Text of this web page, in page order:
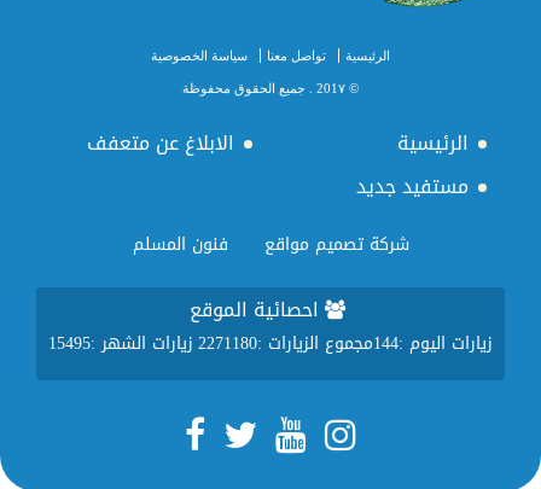
الرئيسية تواصل معنا سياسة الخصوصية
© 201٧ . جميع الحقوق محفوظة
الرئيسية
الابلاغ عن متعفف
مستفيد جديد
شركة تصميم مواقع فنون المسلم
احصائية الموقع
زيارات اليوم :144 زيارات الشهر :15495 مجموع الزيارات :2271180